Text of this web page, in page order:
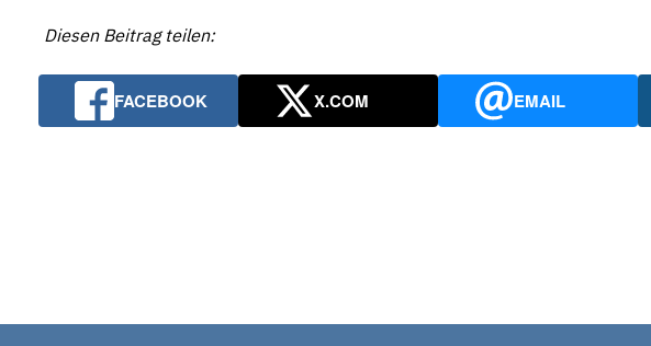
Diesen Beitrag teilen:
FACEBOOK X.COM EMAIL